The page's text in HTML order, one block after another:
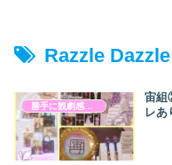
Razzle Dazzle
宙組
レあ